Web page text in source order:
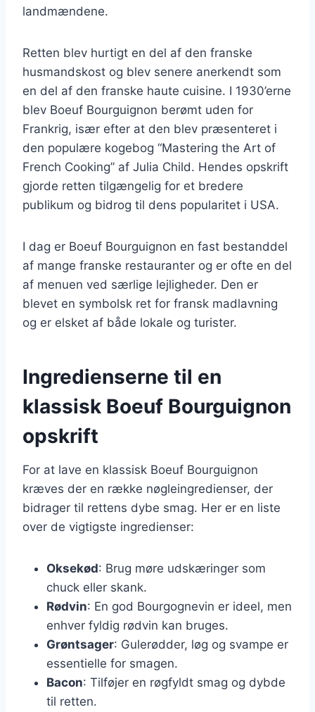
landmændene.
Retten blev hurtigt en del af den franske
husmandskost og blev senere anerkendt som
en del af den franske haute cuisine. I 1930’erne
blev Boeuf Bourguignon berømt uden for
Frankrig, især efter at den blev præsenteret i
den populære kogebog “Mastering the Art of
French Cooking” af Julia Child. Hendes opskrift
gjorde retten tilgængelig for et bredere
publikum og bidrog til dens popularitet i USA.
I dag er Boeuf Bourguignon en fast bestanddel
af mange franske restauranter og er ofte en del
af menuen ved særlige lejligheder. Den er
blevet en symbolsk ret for fransk madlavning
og er elsket af både lokale og turister.
Ingredienserne til en
klassisk Boeuf Bourguignon
opskrift
For at lave en klassisk Boeuf Bourguignon
kræves der en række nøgleingredienser, der
bidrager til rettens dybe smag. Her er en liste
over de vigtigste ingredienser:
Oksekød: Brug møre udskæringer som
chuck eller skank.
Rødvin: En god Bourgognevin er ideel, men
enhver fyldig rødvin kan bruges.
Grøntsager: Gulerødder, løg og svampe er
essentielle for smagen.
Bacon: Tilføjer en røgfyldt smag og dybde
til retten.